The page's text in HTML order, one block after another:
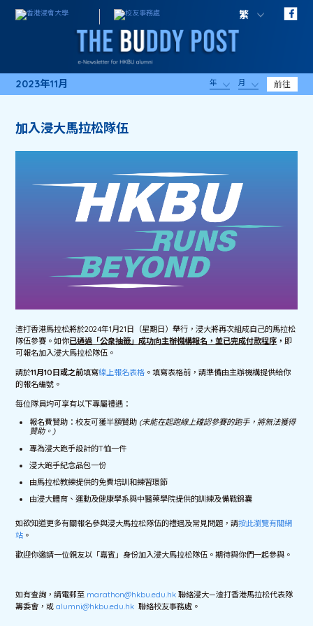
繁
2023年11月 年 月 前往
加入浸大馬拉松隊伍
渣打香港馬拉松將於2024年1月21日（星期日）舉行，浸大將再次組成自己的馬拉松
隊伍參賽。如你已通過「公衆抽籤」成功向主辦機構報名，並已完成付款程序 ， 即
可報名加入浸大馬拉松隊伍。
請於11月10日或之前填寫線上報名表格 。填寫表格前，請準備由主辦機構提供給你
的報名編號。
每位隊員均可享有以下專屬禮遇：
報名費贊助：校友可獲半額贊助 (未能在起跑線上確認參賽的跑手，將無法獲得
贊助。)
專為浸大跑手設計的T恤一件
浸大跑手紀念品包一份
由馬拉松教練提供的免費培訓和練習環節
由浸大體育、運動及健康學系與中醫藥學院提供的訓練及備戰錦囊
如欲知道更多有關報名參與浸大馬拉松隊伍的禮遇及常見問題，請按此瀏覽有關網
站 。
歡迎你邀請一位親友以「嘉賓」身份加入浸大馬拉松隊伍。期待與你們一起參與。
如有查詢，請電郵至 marathon@hkbu.edu.hk 聯絡浸大—渣打香港馬拉松代表隊
籌委會，或alumni@hkbu.edu.hk 聯絡校友事務處。